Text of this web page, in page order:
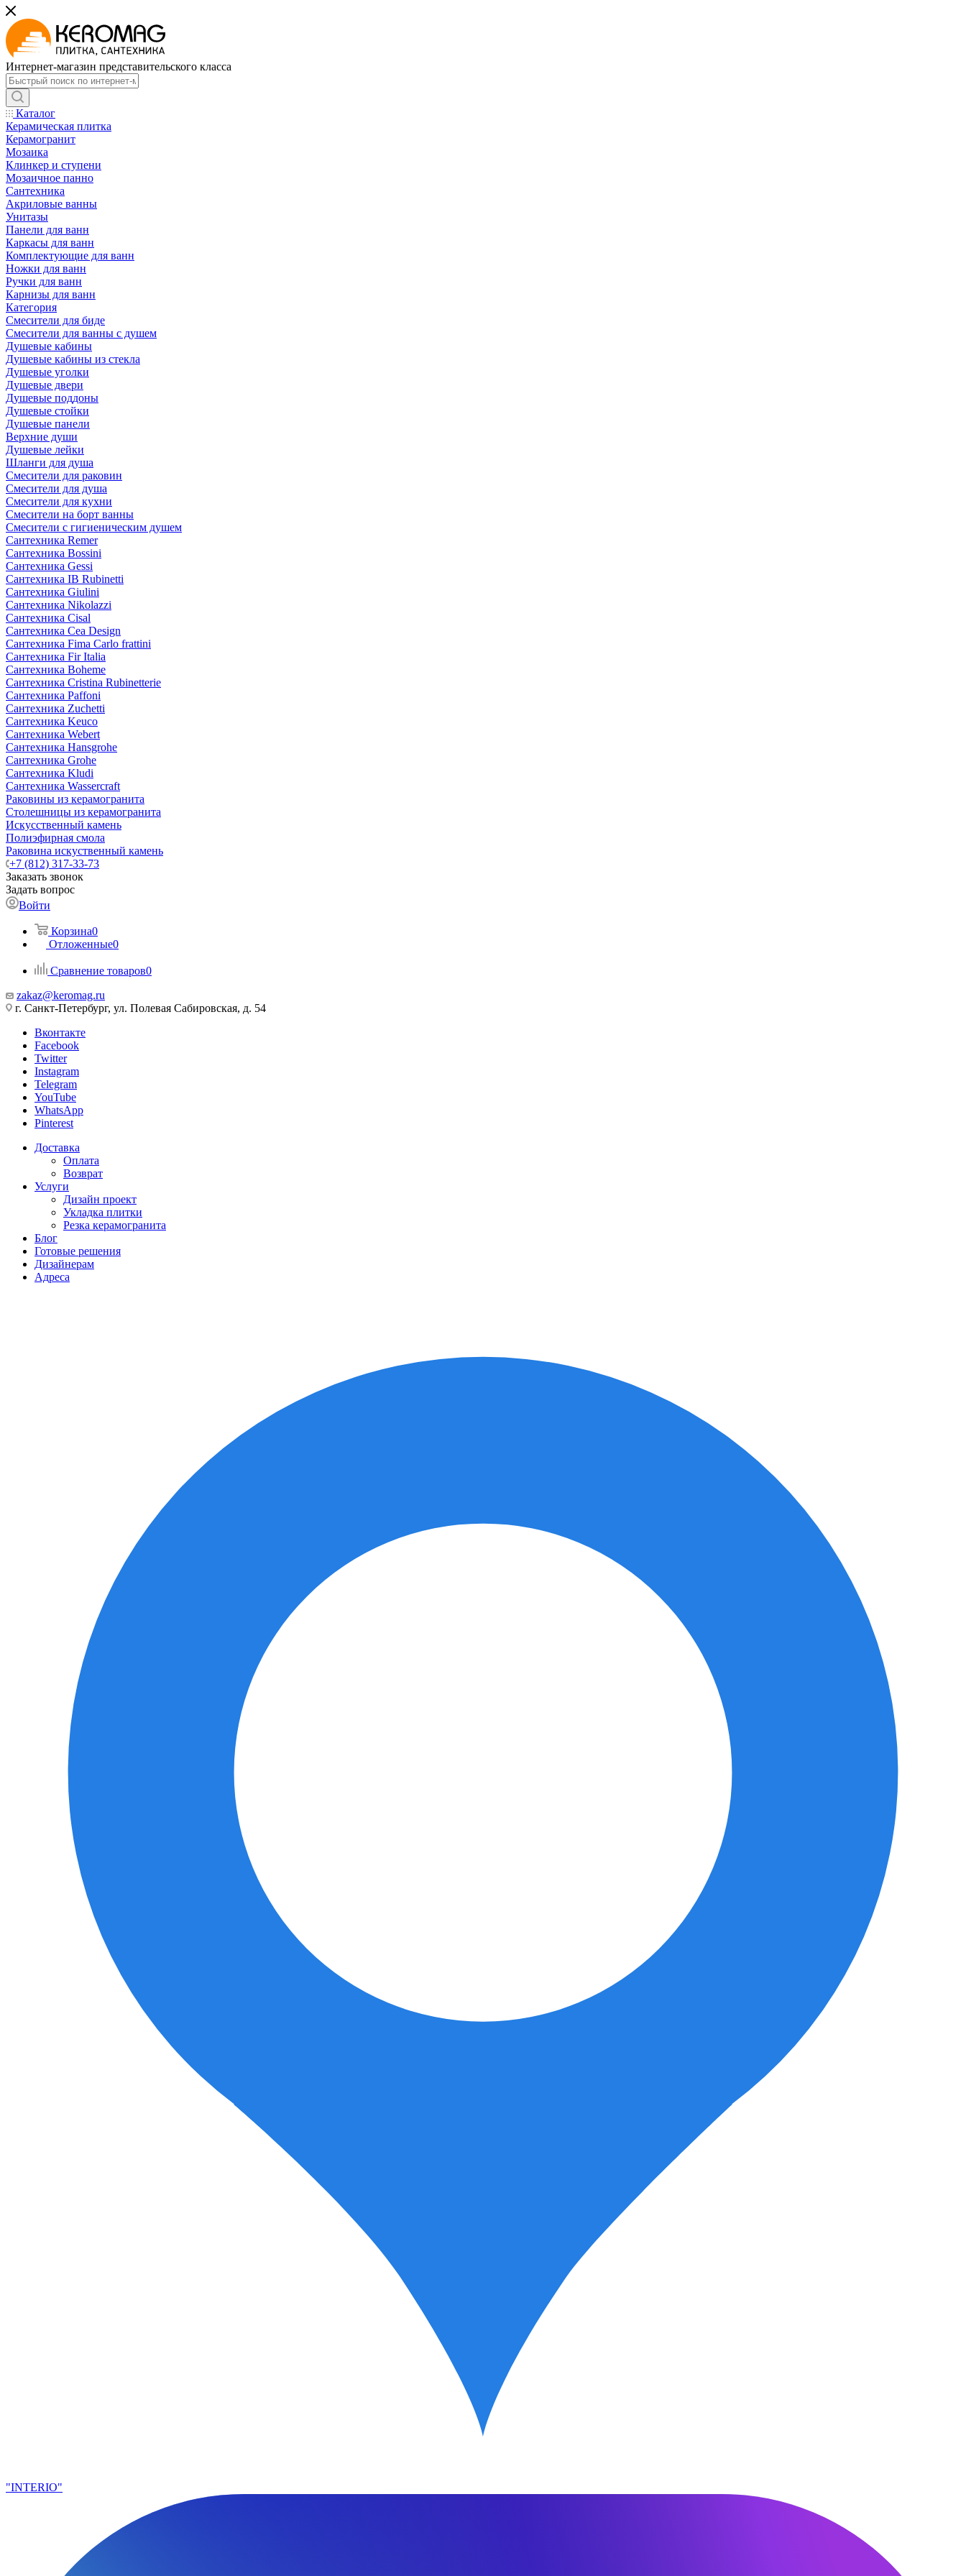
Интернет-магазин представительского класса
Каталог
Керамическая плитка
Керамогранит
Мозаика
Клинкер и ступени
Мозаичное панно
Сантехника
Акриловые ванны
Унитазы
Панели для ванн
Каркасы для ванн
Комплектующие для ванн
Ножки для ванн
Ручки для ванн
Карнизы для ванн
Категория
Смесители для биде
Смесители для ванны с душем
Душевые кабины
Душевые кабины из стекла
Душевые уголки
Душевые двери
Душевые поддоны
Душевые стойки
Душевые панели
Верхние души
Душевые лейки
Шланги для душа
Смесители для раковин
Смесители для душа
Смесители для кухни
Смесители на борт ванны
Смесители с гигиеническим душем
Сантехника Remer
Сантехника Bossini
Сантехника Gessi
Сантехника IB Rubinetti
Сантехника Giulini
Сантехника Nikolazzi
Сантехника Cisal
Сантехника Cea Design
Сантехника Fima Carlo frattini
Сантехника Fir Italia
Сантехника Boheme
Сантехника Cristina Rubinetterie
Сантехника Paffoni
Сантехника Zuchetti
Сантехника Keuco
Сантехника Webert
Сантехника Hansgrohe
Сантехника Grohe
Сантехника Kludi
Сантехника Wassercraft
Раковины из керамогранита
Столешницы из керамогранита
Искусственный камень
Полиэфирная смола
Раковина искуственный камень
+7 (812) 317-33-73
Заказать звонок
Задать вопрос
Войти
Корзина0
Отложенные0
Сравнение товаров0
zakaz@keromag.ru
г. Санкт-Петербург, ул. Полевая Сабировская, д. 54
Вконтакте
Facebook
Twitter
Instagram
Telegram
YouTube
WhatsApp
Pinterest
Доставка
Оплата
Возврат
Услуги
Дизайн проект
Укладка плитки
Резка керамогранита
Блог
Готовые решения
Дизайнерам
Адреса
"INTERIO"